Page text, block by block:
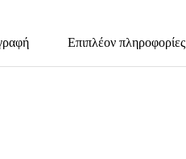
Επιπλέον πληροφορίες